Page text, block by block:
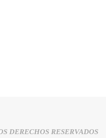
DERECHOS RESERVADOS